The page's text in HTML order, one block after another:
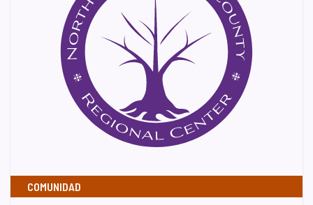
COMUNIDAD